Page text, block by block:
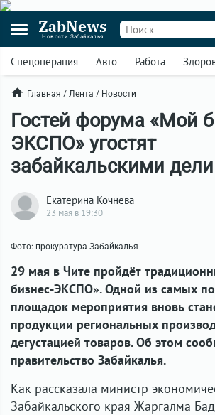
ZabNews
Новости Забайкалья
Спецоперация Авто Работа
Главная / Лента / Новости
Гостей форума «Мой
ЭКСПО» угостят
забайкальскими
Екатерина Кочнева
23 мая в 19:30
Фото: прокуратура Забайкалья
29 мая в Чите пройдёт
бизнес-ЭКСПО». Одной из самых
площадок мероприятия вновь
продукции региональных
дегустацией товаров. Об этом
правительство Забайкалья.
Как рассказала министр
Забайкальского края Жаргалма